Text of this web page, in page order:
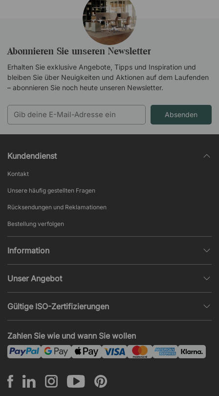
Abonnieren Sie unseren Newsletter
Erhalten Sie exklusive Angebote, Tipps und Inspiration und
bleiben Sie über Neuigkeiten und Aktionen auf dem Laufenden
– abonnieren Sie noch heute unseren Newsletter.
Absenden
Kundendienst
Kontakt
Unsere häufig gestellten Fragen
Rücksendungen und Reklamationen
Bestellung verfolgen
Information
AGB und Widerruf
Beliebte Seiten
News und Artikel
Unser Angebot
Projekte, Angebote & Montage
Montage
Zahlen Sie wie und wann Sie wollen
Gültige ISO-Zertifizierungen
ISO 14001
ISO 45001